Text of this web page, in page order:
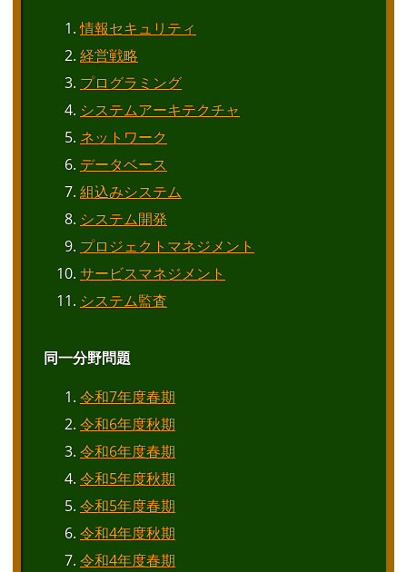
情報セキュリティ
経営戦略
プログラミング
システムアーキテクチャ
ネットワーク
データベース
組込みシステム
システム開発
プロジェクトマネジメント
サービスマネジメント
システム監査
同一分野問題
令和7年度春期
令和6年度秋期
令和6年度春期
令和5年度秋期
令和5年度春期
令和4年度秋期
令和4年度春期